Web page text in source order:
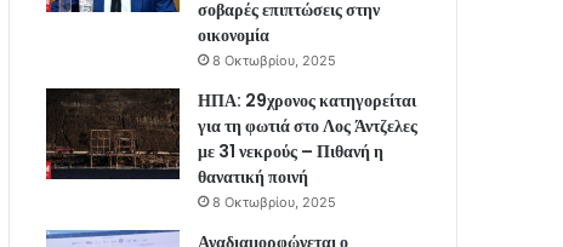
σοβαρές επιπτώσεις στην
οικονομία
8 Οκτωβρίου, 2025
ΗΠΑ: 29χρονος κατηγορείται
για τη φωτιά στο Λος Άντζελες
με 31 νεκρούς – Πιθανή η
θανατική ποινή
8 Οκτωβρίου, 2025
Αναδιαμορφώνεται ο